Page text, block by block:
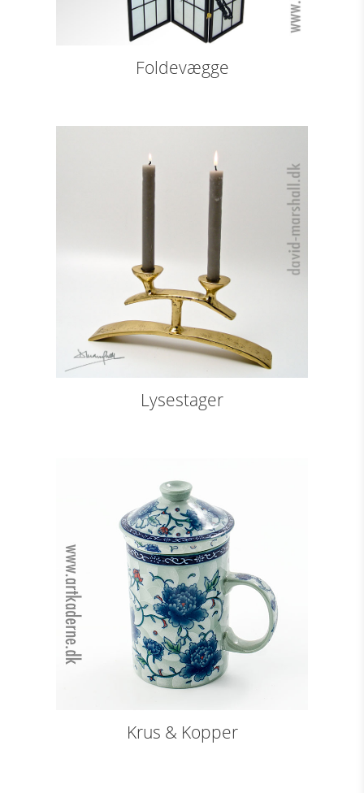
Foldevægge
Lysestager
Krus & Kopper